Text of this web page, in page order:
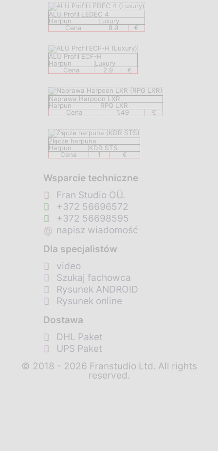
ALU Profil LEDEC 4
Harpun
Luxury
Cena
8.9 €
ALU Profil ECF-H
Harpun
Luxury
Cena
2.9 €
Naprawa Harpoon LXR
Harpun
RPG LXR
Cena
1.49 €
Złącze harpuna
Harpun
KDR STS
Cena
1 €
Wsparcie techniczne
Fran Studio OÜ.
+372 56696572
+372 56698595
@ napisz wiadomość
Dla specjalistów
video
Szukaj fachowca
Rysunek ANDROID
Rysunek online
Dostawa
DHL Paket
UPS Paket
© 2018 - 2026 Franstudio Ltd. All rights
reserved.